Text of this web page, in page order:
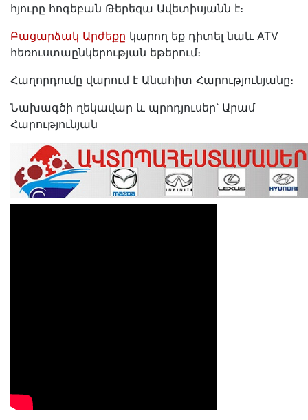
հյուրը հոգեբան Թերեզա Ավետիսյանն է։
Բացարձակ Արժեքը կարող եք դիտել նաև ATV
հեռուստաընկերության եթերում։
Հաղորդումը վարում է Անահիտ Հարությունյանը։
Նախագծի ղեկավար և պրոդյուսեր՝ Արամ
Հարությունյան